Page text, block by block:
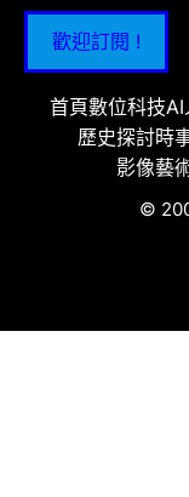
歡迎訂閱 !
首頁數位科技
歷史探討時
影像藝
©